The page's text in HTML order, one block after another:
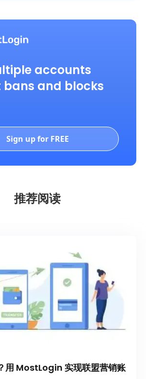
accounts
and blocks
Sign up for FREE
推荐阅读
用 MostLogin 实现联盟营销账